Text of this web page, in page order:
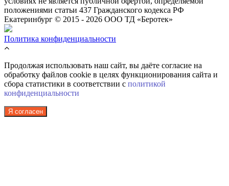
положениями статьи 437 Гражданского кодекса РФ
Екатеринбург © 2015 - 2026 ООО ТД «Беротек»
Политика конфиденциальности
Продолжая использовать наш сайт, вы даёте согласие на
обработку файлов cookie в целях функционирования сайта и
сбора статистики в соответствии с политикой
конфиденциальности
Я согласен